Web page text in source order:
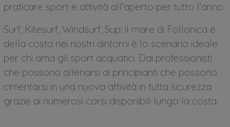
praticare sport e attività all'aperto per tutto l'anno.
Surf, Kitesurf, Windsurf, Sup: il mare di Follonica e
della costa nei nostri dintorni è lo scenario ideale
per chi ama gli sport acquatici. Dai professionisti
che possono allenarsi ai principianti che possono
cimentarsi in una nuova attività in tutta sicurezza
grazie ai numerosi corsi disponibili lungo la costa.